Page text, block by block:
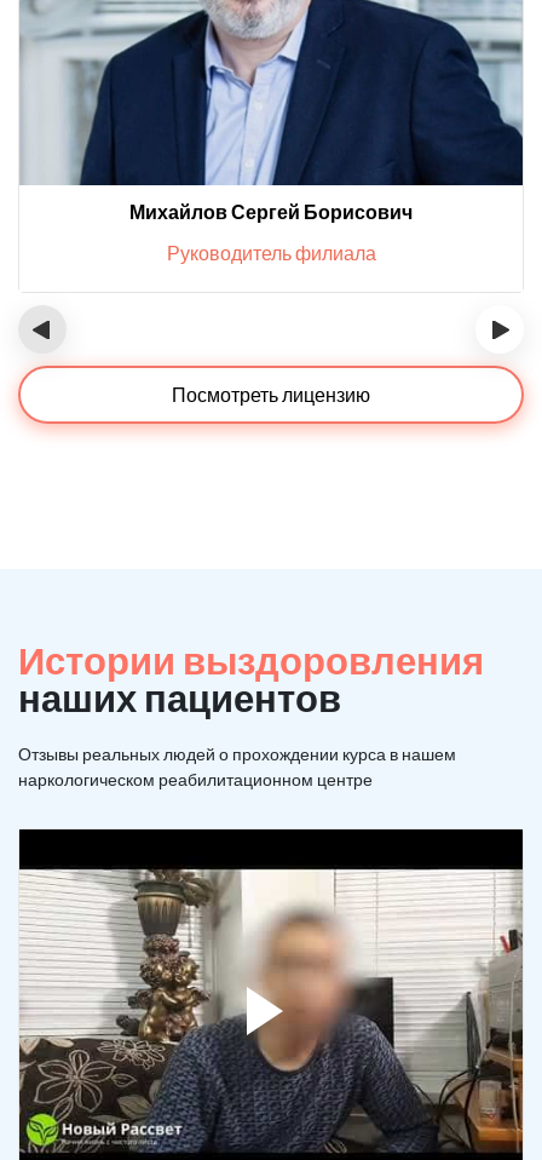
Михайлов Сергей Борисович
Руководитель филиала
‹ ›
Посмотреть лицензию
Истории выздоровления
наших пациентов
Отзывы реальных людей о прохождении курса в нашем
наркологическом реабилитационном центре